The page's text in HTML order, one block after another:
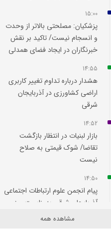
15:00
پزشکیان: مصلحتی بالاتر از وحدت
و انسجام نیست/ تاکید بر نقش
خبرنگاران در ایجاد فضای همدلی
14:55
هشدار درباره تداوم تغییر کاربری
اراضی کشاورزی در آذربایجان
شرقی
14:52
بازار لبنیات در انتظار بازگشت
تقاضا/ شوک قیمتی به صلاح
نیست
14:50
پیام انجمن علوم ارتباطات اجتماعی
آذربایجان‌ شرقی به‌مناسبت روز
مشاهده همه